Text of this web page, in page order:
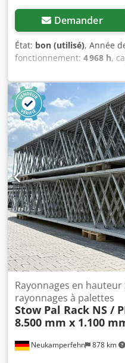
Demander
État: bon (utilisé), Année
fonctionnement: 4 968 h,
,
4 968 km, Chariot
(Allemagne), année 2018.
Capacité de 1 600 kg.
avec système de
externe. Dodpfx Aaoy
Neukamperfehn 878 km
Rayonnages en
rayonnages à palettes
Stow Pal Rack NS /
8.500 mm x 1.100